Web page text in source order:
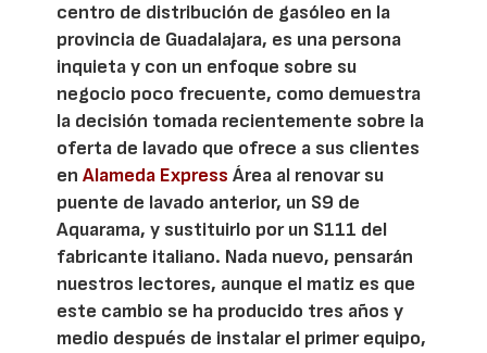
centro de distribución de gasóleo en la
provincia de Guadalajara, es una persona
inquieta y con un enfoque sobre su
negocio poco frecuente, como demuestra
la decisión tomada recientemente sobre la
oferta de lavado que ofrece a sus clientes
enAlameda Express Área al renovar su
puente de lavado anterior, un S9 de
Aquarama, y sustituirlo por un S111 del
fabricante italiano. Nada nuevo, pensarán
nuestros lectores, aunque el matiz es que
este cambio se ha producido tres años y
medio después de instalar el primer equipo,